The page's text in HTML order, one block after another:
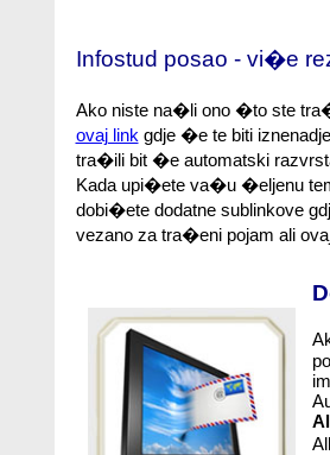
Infostud posao - vi�e
Ako niste na�li ono �to ste
ovaj link gdje �e te biti
tra�ili bit �e automatski
Kada upi�ete va�u �eljenu
dobi�ete dodatne sublinkove
vezano za tra�eni pojam ali